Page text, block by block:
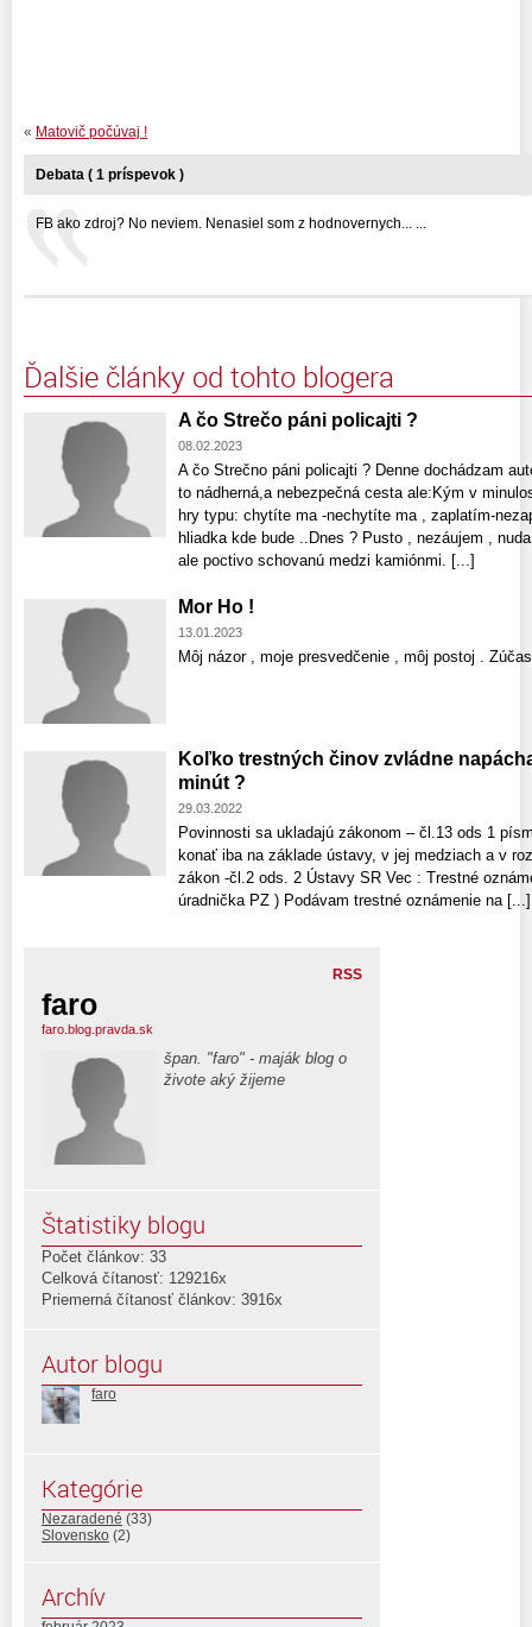
« Matovič počúvaj !
Debata ( 1 príspevok )
FB ako zdroj? No neviem. Nenasiel som z hodnovernych... ...
Ďalšie články od tohto blogera
A čo Strečo páni policajti ?
08.02.2023
A čo Strečno páni policajti ? Denne dochádzam
to nádherná,a nebezpečná cesta ale:Kým v
hry typu: chytíte ma -nechytíte ma , zaplatím-
hliadka kde bude ..Dnes ? Pusto , nezáujem ,
ale poctivo schovanú medzi kamiónmi. [...]
Mor Ho !
13.01.2023
Môj názor , moje presvedčenie , môj postoj .
Koľko trestných činov zvládne
minút ?
29.03.2022
Povinnosti sa ukladajú zákonom – čl.13 ods 1
konať iba na základe ústavy, v jej medziach a v
zákon -čl.2 ods. 2 Ústavy SR Vec : Trestné
úradnička PZ ) Podávam trestné oznámenie na [...]
RSS
faro
faro.blog.pravda.sk
špan. "faro" - maják blog o
živote aký žijeme
Štatistiky blogu
Počet článkov: 33
Celková čítanosť: 129216x
Priemerná čítanosť článkov: 3916x
Autor blogu
faro
Kategórie
Nezaradené (33)
Slovensko (2)
Archív